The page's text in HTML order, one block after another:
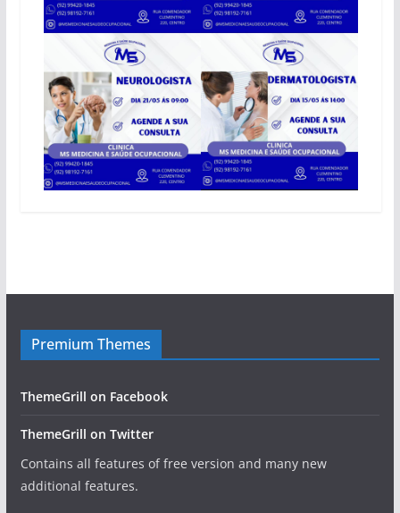
Premium Themes
ThemeGrill on Facebook
ThemeGrill on Twitter
Contains all features of free version and many new
additional features.